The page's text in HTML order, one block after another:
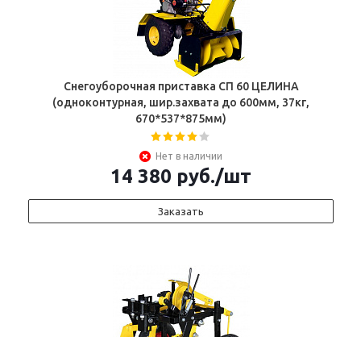
Снегоуборочная приставка СП 60 ЦЕЛИНА
(одноконтурная, шир.захвата до 600мм, 37кг,
670*537*875мм)
Нет в наличии
14 380 руб./шт
Заказать